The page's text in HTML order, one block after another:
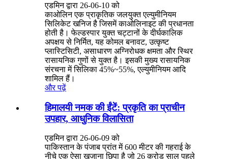
एडमिन द्वारा 26-06-10 को
काओलिन एक प्राकृतिक जलयुक्त एल्युमीनियम
सिलिकेट खनिज है जिसमें काओलिनाइट की प्रधानता
होती है। फेल्डस्पार युक्त चट्टानों के दीर्घकालिक
अपक्षय से निर्मित, यह कोमल बनावट, उत्कृष्ट
प्लास्टिसिटी, असाधारण अग्निरोधक क्षमता और स्थिर
रासायनिक गुणों से युक्त है। इसकी मुख्य रासायनिक
संरचना में सिलिका 45%~55%, एल्युमीनियम आदि
शामिल हैं।
और पढ़ें
हिमालयी नमक की ईंटें: प्रकृति का प्राचीन
उपहार, आधुनिक विलासिता
एडमिन द्वारा 26-06-09 को
पाकिस्तान के पंजाब प्रांत में 600 मीटर की गहराई के
नीचे एक ऐसा खजाना छिपा है जो 26 करोड़ साल पहले